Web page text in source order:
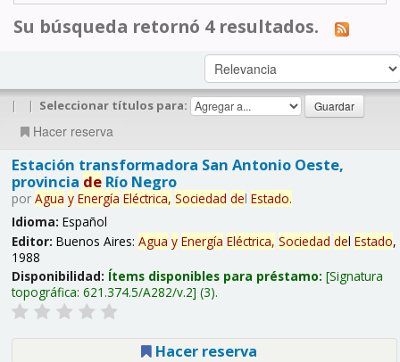
Su búsqueda retornó 4 resultados.
| | Seleccionar títulos para:
Hacer reserva
Estación transformadora San Antonio Oeste,
provincia deRío Negro
por Agua y Energía Eléctrica, Sociedad del Estado.
Idioma: Español
Editor: Buenos Aires: Agua y Energía Eléctrica, Sociedad del Estado,
1988
Disponibilidad: Ítems disponibles para préstamo: Signatura
topográfica: 621.374.5/A282/v.2 (3).
Hacer reserva